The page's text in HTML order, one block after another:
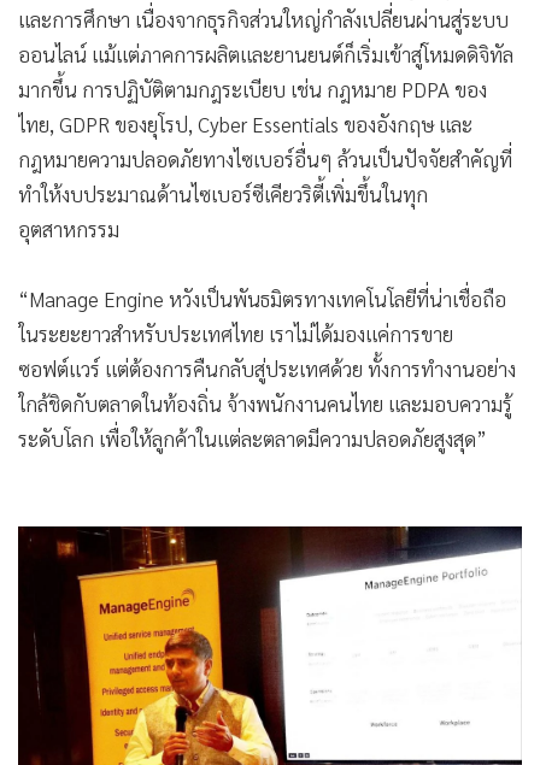
News1
• Gotomanager
และการศึกษา เนื่องจากธุรกิจส่วนใหญ่กำลังเปลี่ยนผ่านสู่ระบบ
ออนไลน์ แม้แต่ภาคการผลิตและยานยนต์ก็เริ่มเข้าสู่โหมดดิจิทัล
มากขึ้น การปฏิบัติตามกฎระเบียบ เช่น กฎหมาย PDPA ของ
ไทย, GDPR ของยุโรป, Cyber Essentials ของอังกฤษ และ
กฎหมายความปลอดภัยทางไซเบอร์อื่นๆ ล้วนเป็นปัจจัยสำคัญที่
ทำให้งบประมาณด้านไซเบอร์ซีเคียวริตี้เพิ่มขึ้นในทุก
อุตสาหกรรม
“Manage Engine หวังเป็นพันธมิตรทางเทคโนโลยีที่น่าเชื่อถือ
ในระยะยาวสำหรับประเทศไทย เราไม่ได้มองแค่การขาย
ซอฟต์แวร์ แต่ต้องการคืนกลับสู่ประเทศด้วย ทั้งการทำงานอย่าง
ใกล้ชิดกับตลาดในท้องถิ่น จ้างพนักงานคนไทย และมอบความรู้
ระดับโลก เพื่อให้ลูกค้าในแต่ละตลาดมีความปลอดภัยสูงสุด”